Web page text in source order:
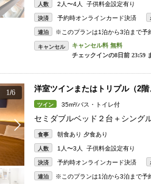
人数 2人〜4人 子供料金設定有り
決済 予約時オンラインカード決済
連泊 ※このプランは1泊から3泊まで予
キャンセル
1/6 洋室ツインまたはトリプル（2階
ツイン 35m²/バス・トイレ付
セミダブルベッド２台＋シング
食事 朝食あり 夕食あり
人数 1人〜3人 子供料金設定有り
決済 予約時オンラインカード決済
連泊 ※このプランは1泊から3泊まで予